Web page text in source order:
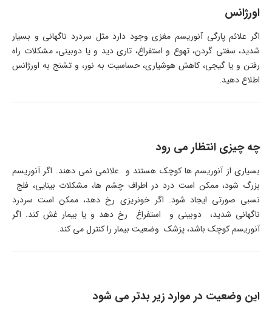
اورژانس
اگر علائم پارگی آنوریسم مغزی وجود دارد مثل سردرد ناگهانی و بسیار
شدید، سفتی گردن، تهوع و استفراغ، تاری دید و یا دوبینی، مشکلات راه
رفتن و یا گیجی، کاهش هوشیاری، حساسیت به نور، و تشنج به اورژانس
اطلاع دهید.
چه چیزی انتظار می رود
بسیاری از آنوریسم ها کوچک هستند و علائمی نمی دهند. اگر آنوریسم
بزرگ شود، ممکن است درد در اطراف چشم ها، مشکلات بینایی، فلج
نسبی صورتی ایجاد شود. اگر خونریزی رخ دهد، ممکن است سردرد
ناگهانی شدید، دوبینی و استفراغ رخ دهد و یا بیمار غش کند. اگر
آنوریسم کوچک باشد، پزشک وضعیت بیمار را کنترل می کند.
این وضعیت در موارد زیر بدتر می شود